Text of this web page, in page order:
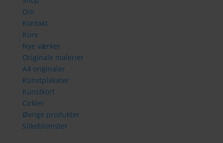
Om
Kontakt
Kurv
Nye værker
Originale malerier
A4 originaler
Kunstplakater
Kunstkort
Cirkler
Øvrige produkter
Silkeblomster